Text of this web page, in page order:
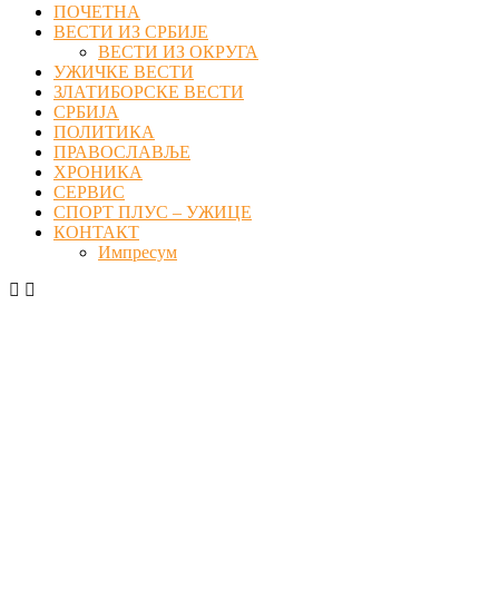
ПОЧЕТНА
ВЕСТИ ИЗ СРБИЈЕ
ВЕСТИ ИЗ ОКРУГА
УЖИЧКЕ ВЕСТИ
ЗЛАТИБОРСКЕ ВЕСТИ
СРБИЈА
ПОЛИТИКА
ПРАВОСЛАВЉЕ
ХРОНИКА
СЕРВИС
СПОРТ ПЛУС – УЖИЦЕ
КОНТАКТ
Импресум